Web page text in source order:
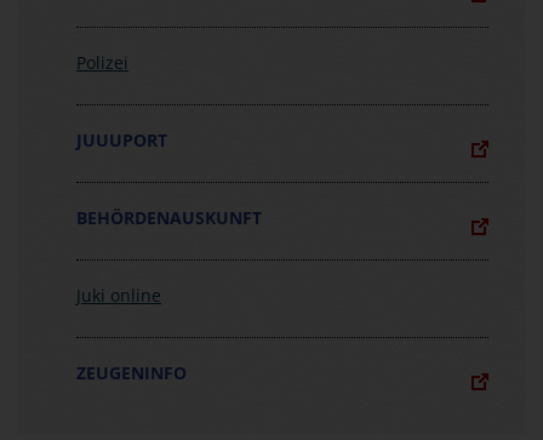
Polizei
JUUUPORT
BEHÖRDENAUSKUNFT
Juki online
ZEUGENINFO